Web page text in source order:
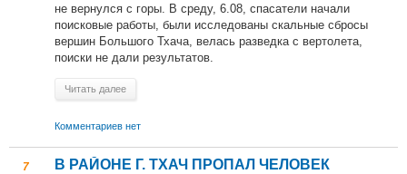
не вернулся с горы. В среду, 6.08, спасатели начали
поисковые работы, были исследованы скальные сбросы
вершин Большого Тхача, велась разведка с вертолета,
поиски не дали результатов.
Читать далее
Комментариев нет
7 В РАЙОНЕ Г. ТХАЧ ПРОПАЛ ЧЕЛОВЕК